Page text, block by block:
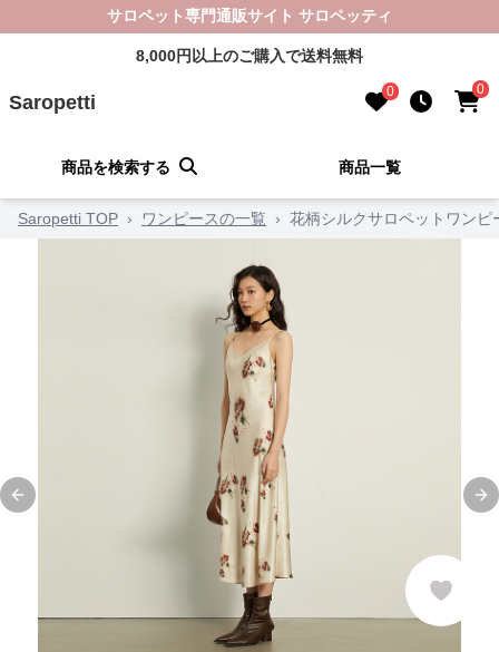
サロペット専門通販サイト サロペッティ
8,000円以上のご購入で送料無料
Saropetti 0 0
商品を検索する 商品一覧
Saropetti TOP › ワンピースの一覧 › 花柄シルクサロペットワンピ
Previous slide